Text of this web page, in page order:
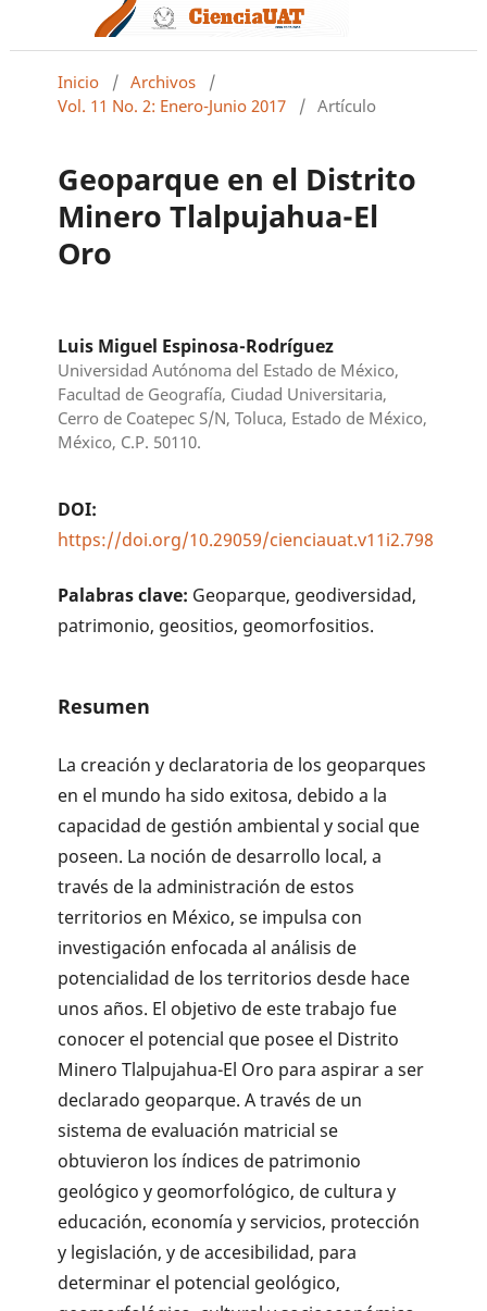
Inicio / Archivos
/
Vol. 11 No. 2: Enero-Junio 2017
/ Artículo
Geoparque en el Distrito
Minero Tlalpujahua-El
Oro
Luis Miguel Espinosa-Rodríguez
Universidad Autónoma del Estado de México,
Facultad de Geografía, Ciudad Universitaria,
Cerro de Coatepec S/N, Toluca, Estado de México,
México, C.P. 50110.
DOI:
https://doi.org/10.29059/cienciauat.v11i2.798
Palabras clave: Geoparque, geodiversidad,
patrimonio, geositios, geomorfositios.
Resumen
La creación y declaratoria de los geoparques
en el mundo ha sido exitosa, debido a la
capacidad de gestión ambiental y social que
poseen. La noción de desarrollo local, a
través de la administración de estos
territorios en México, se impulsa con
investigación enfocada al análisis de
potencialidad de los territorios desde hace
unos años. El objetivo de este trabajo fue
conocer el potencial que posee el Distrito
Minero Tlalpujahua-El Oro para aspirar a ser
declarado geoparque. A través de un
sistema de evaluación matricial se
obtuvieron los índices de patrimonio
geológico y geomorfológico, de cultura y
educación, economía y servicios, protección
y legislación, y de accesibilidad, para
determinar el potencial geológico,